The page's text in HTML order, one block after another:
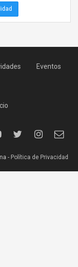
Eventos
- Política de Privacidad